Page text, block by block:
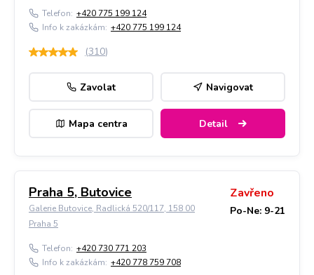
Telefon: +420 775 199 124
Info k zakázkám: +420 775 199 124
(310)
Zavolat Navigovat
Mapa centra Detail
Praha 5, Butovice
Galerie Butovice, Radlická 520/117, 158 00
Praha 5
Zavřeno
Po-Ne: 9-21
Telefon: +420 730 771 203
Info k zakázkám: +420 778 759 708